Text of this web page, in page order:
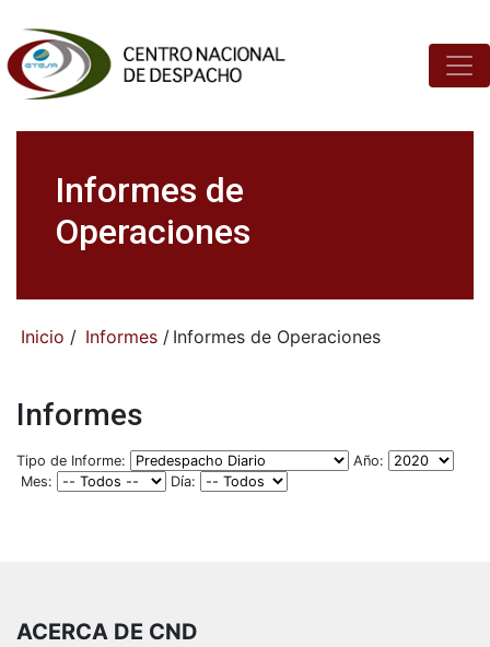
Informes de
Operaciones
Inicio / Informes / Informes de Operaciones
Informes
Tipo de Informe:
Año:
Mes:
Día:
ACERCA DE CND